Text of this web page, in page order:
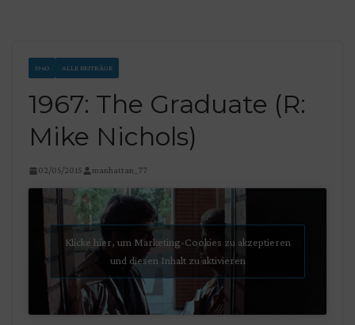
1960 ALLE BEITRÄGE
1967: The Graduate (R:
Mike Nichols)
02/05/2015 manhattan_77
Klicke hier, um Marketing-Cookies zu akzeptieren
und diesen Inhalt zu aktivieren